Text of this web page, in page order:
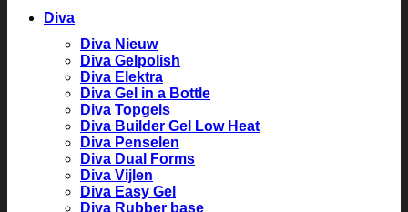
Diva
Diva Nieuw
Diva Gelpolish
Diva Elektra
Diva Gel in a Bottle
Diva Topgels
Diva Builder Gel Low Heat
Diva Penselen
Diva Dual Forms
Diva Vijlen
Diva Easy Gel
Diva Rubber base